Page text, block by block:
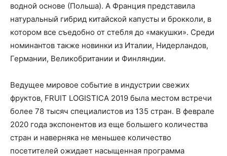
водной основе (Польша). А Франция представила
натуральный гибрид китайской капусты и брокколи, в
котором все съедобно от стебля до «макушки». Среди
номинантов также новинки из Италии, Нидерландов,
Германии, Великобритании и Финляндии.
Ведущее мировое событие в индустрии свежих
фруктов, FRUIT LOGISTICA 2019 была местом встречи
более 78 тысяч специалистов из 135 стран. В феврале
2020 года экспонентов из еще большего количества
стран и наверняка не меньшее количество
посетителей ожидает насыщенная программа